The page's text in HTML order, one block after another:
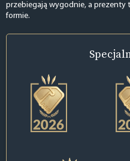
przebiegają wygodnie, a prezenty
formie.